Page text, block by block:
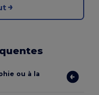
ou à la